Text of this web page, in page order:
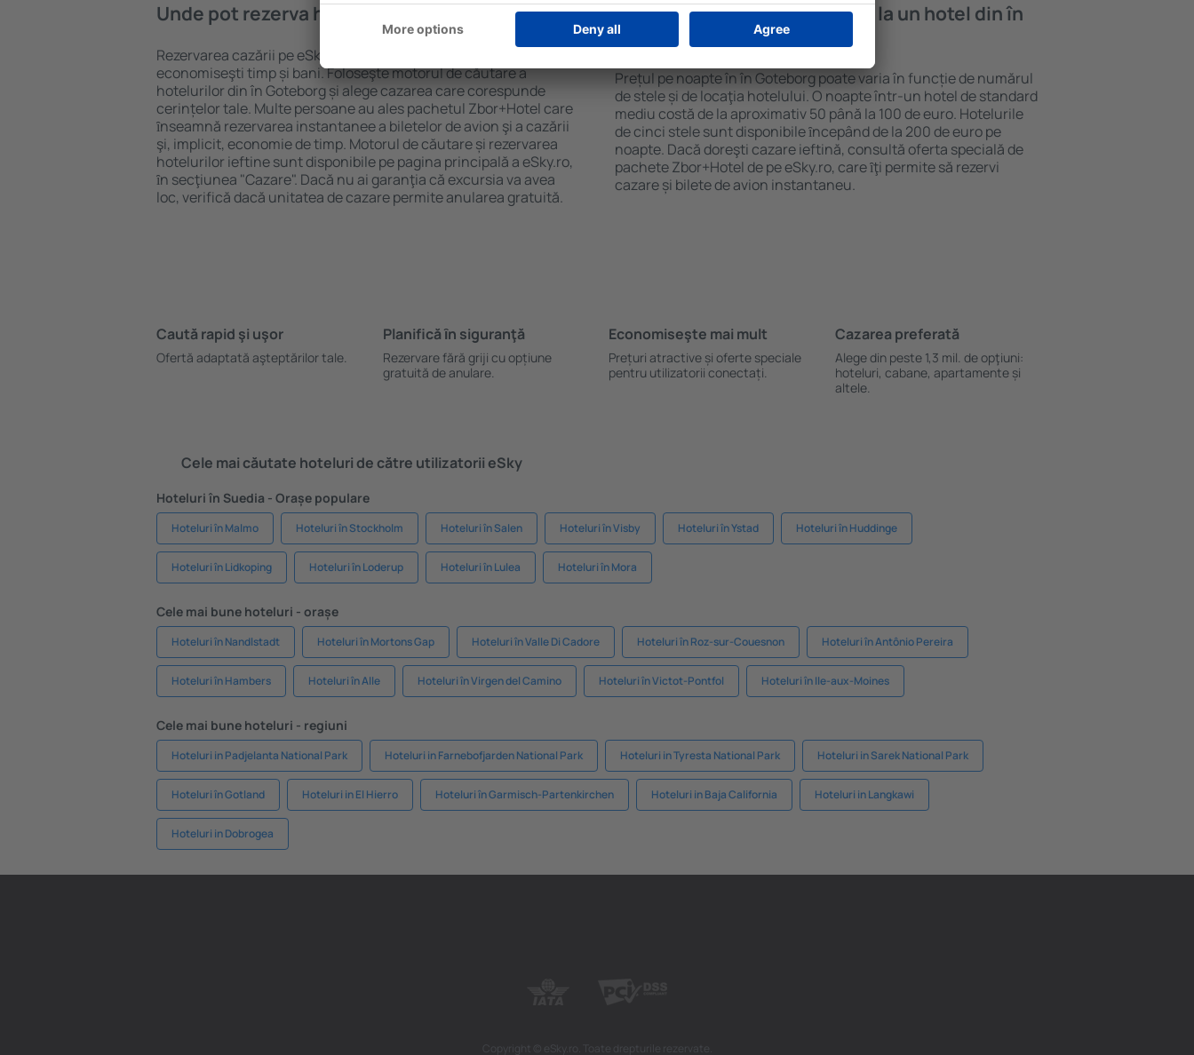
Unde pot rezerva hoteluri ȋn în Goteborg?
Rezervarea cazării pe eSky.ro este o soluție care te va ajuta să
economiseşti timp și bani. Foloseşte motorul de căutare a
hotelurilor din în Goteborg și alege cazarea care corespunde
cerințelor tale. Multe persoane au ales pachetul Zbor+Hotel care
ȋnseamnă rezervarea instantanee a biletelor de avion şi a cazării
şi, implicit, economie de timp. Motorul de căutare și rezervarea
hotelurilor ieftine sunt disponibile pe pagina principală a eSky.ro,
ȋn secţiunea "Cazare". Dacă nu ai garanţia că excursia va avea
loc, verifică dacă unitatea de cazare permite anularea gratuită.
Cât costă o noapte de cazare la un hotel din în
Goteborg?
Prețul pe noapte în în Goteborg poate varia în funcție de numărul
de stele și de locaţia hotelului. O noapte într-un hotel de standard
mediu costă de la aproximativ 50 până la 100 de euro. Hotelurile
de cinci stele sunt disponibile ȋncepând de la 200 de euro pe
noapte. Dacă doreşti cazare ieftină, consultă oferta specială de
pachete Zbor+Hotel de pe eSky.ro, care ȋţi permite să rezervi
cazare și bilete de avion instantaneu.
Caută rapid şi uşor
Ofertă adaptată aşteptărilor tale.
Planifică ȋn siguranţă
Rezervare fără griji cu opțiune
gratuită de anulare.
Economiseşte mai mult
Prețuri atractive și oferte speciale
pentru utilizatorii conectați.
Cazarea preferată
Alege din peste 1,3 mil. de opţiuni:
hoteluri, cabane, apartamente și
altele.
Cele mai căutate hoteluri de către utilizatorii eSky
Hoteluri în Suedia - Orașe populare
Hoteluri în Malmo Hoteluri în Stockholm Hoteluri în Salen Hoteluri în Visby Hoteluri în Ystad Hoteluri în Huddinge
Hoteluri în Lidkoping Hoteluri în Loderup Hoteluri în Lulea Hoteluri în Mora
Cele mai bune hoteluri - orașe
Hoteluri în Nandlstadt Hoteluri în Mortons Gap Hoteluri în Valle Di Cadore Hoteluri în Roz-sur-Couesnon Hoteluri în Antônio Pereira
Hoteluri în Hambers Hoteluri în Alle Hoteluri în Virgen del Camino Hoteluri în Victot-Pontfol Hoteluri în Ile-aux-Moines
Cele mai bune hoteluri - regiuni
Hoteluri in Padjelanta National Park Hoteluri in Farnebofjarden National Park Hoteluri in Tyresta National Park Hoteluri in Sarek National Park
Hoteluri în Gotland Hoteluri in El Hierro Hoteluri în Garmisch-Partenkirchen Hoteluri in Baja California Hoteluri in Langkawi
Hoteluri in Dobrogea
Copyright © eSky.ro. Toate drepturile rezervate.